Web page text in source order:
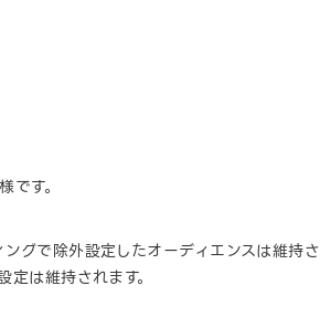
す。
グで除外設定したオーディエンスは維持さ
は維持されます。